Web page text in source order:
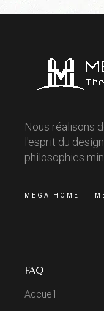
Nous réalisons
l'esprit du
philosophies
MEGA HOME
FAQ
Accueil